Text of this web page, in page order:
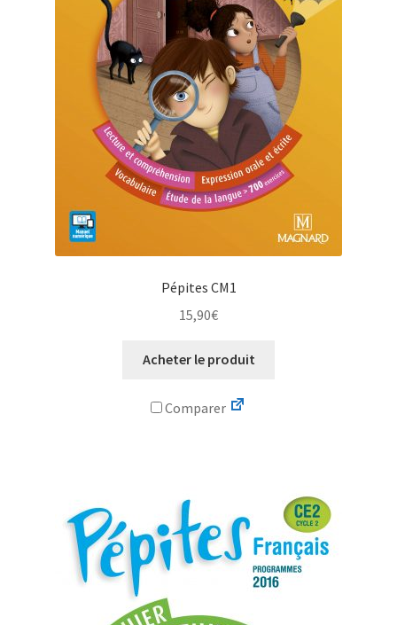
Pépites CM1
15,90€
Acheter le produit
Comparer